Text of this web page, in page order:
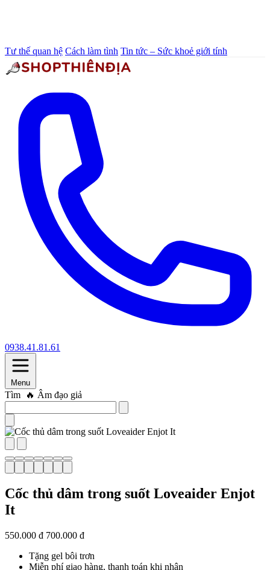
Tư thế quan hệ Cách làm tình Tin tức – Sức khoẻ giới tính
0938.41.81.61
Menu
Tìm 🔥 Âm đạo giả
Cốc thủ dâm trong suốt Loveaider Enjot
It
550.000 đ 700.000 đ
Tặng gel bôi trơn
Miễn phí giao hàng, thanh toán khi nhận